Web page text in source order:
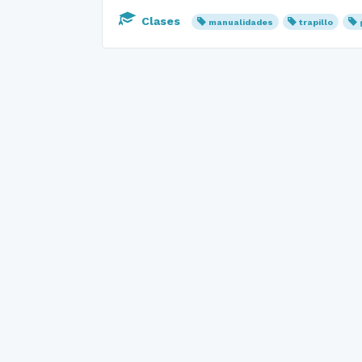
Clases manualidades trapillo